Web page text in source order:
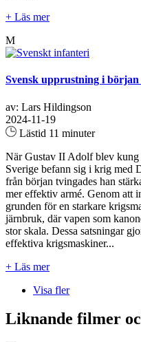
+ Läs mer
M
Svensk upprustning i
av: Lars Hildingson
2024-11-19
Lästid 11 minuter
När Gustav II Adolf blev kung
Sverige befann sig i krig med
från början tvingades han
mer effektiv armé. Genom att
grunden för en starkare
järnbruk, där vapen som
stor skala. Dessa satsningar
effektiva krigsmaskiner...
+ Läs mer
Visa fler
Liknande filmer